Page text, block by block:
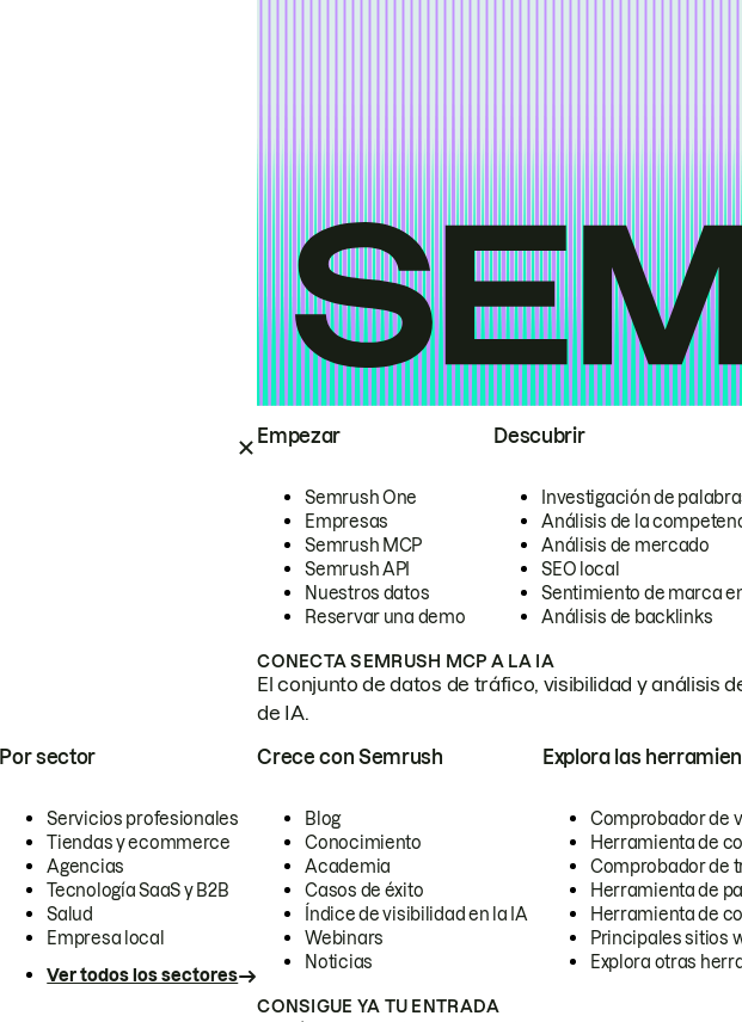
Empezar
Semrush One
Empresas
Semrush MCP
Semrush API
Nuestros datos
Reservar una demo
Descubrir
Investigación de
Análisis de la
Análisis de mercado
SEO local
Sentimiento de marca
Análisis de backlinks
CONECTA SEMRUSH MCP A LA IA
El conjunto de datos de tráfico, visibilidad y análisis
de IA.
Por sector
Servicios profesionales
Tiendas y ecommerce
Agencias
Tecnología SaaS y B2B
Salud
Empresa local
Ver todos los sectores
Crece con Semrush
Blog
Conocimiento
Academia
Casos de éxito
Índice de visibilidad en la IA
Webinars
Noticias
Explora las
Comprobador de
Herramienta de
Comprobador de
Herramienta de
Herramienta de
Principales sitios
Explora otras
CONSIGUE YA TU ENTRADA